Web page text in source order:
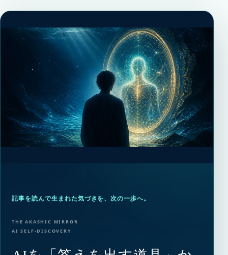
記事を読んで生まれた気づきを、次の一歩へ。
THE AKASHIC MIRROR
AI SELF-DISCOVERY